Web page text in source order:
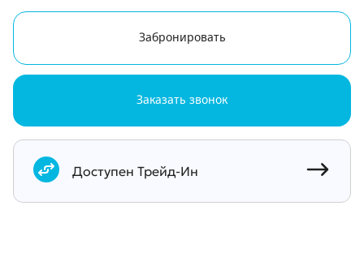
Забронировать
Заказать звонок
Документы
Доступен Трейд-Ин